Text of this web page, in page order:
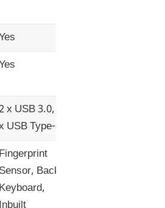
x USB 3.0, 1
USB Type-C
Fingerprint
Sensor, Backlit
Keyboard,